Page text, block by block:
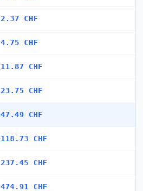
2.37 CHF
4.75 CHF
11.87 CHF
23.75 CHF
47.49 CHF
118.73 CHF
237.45 CHF
474.91 CHF